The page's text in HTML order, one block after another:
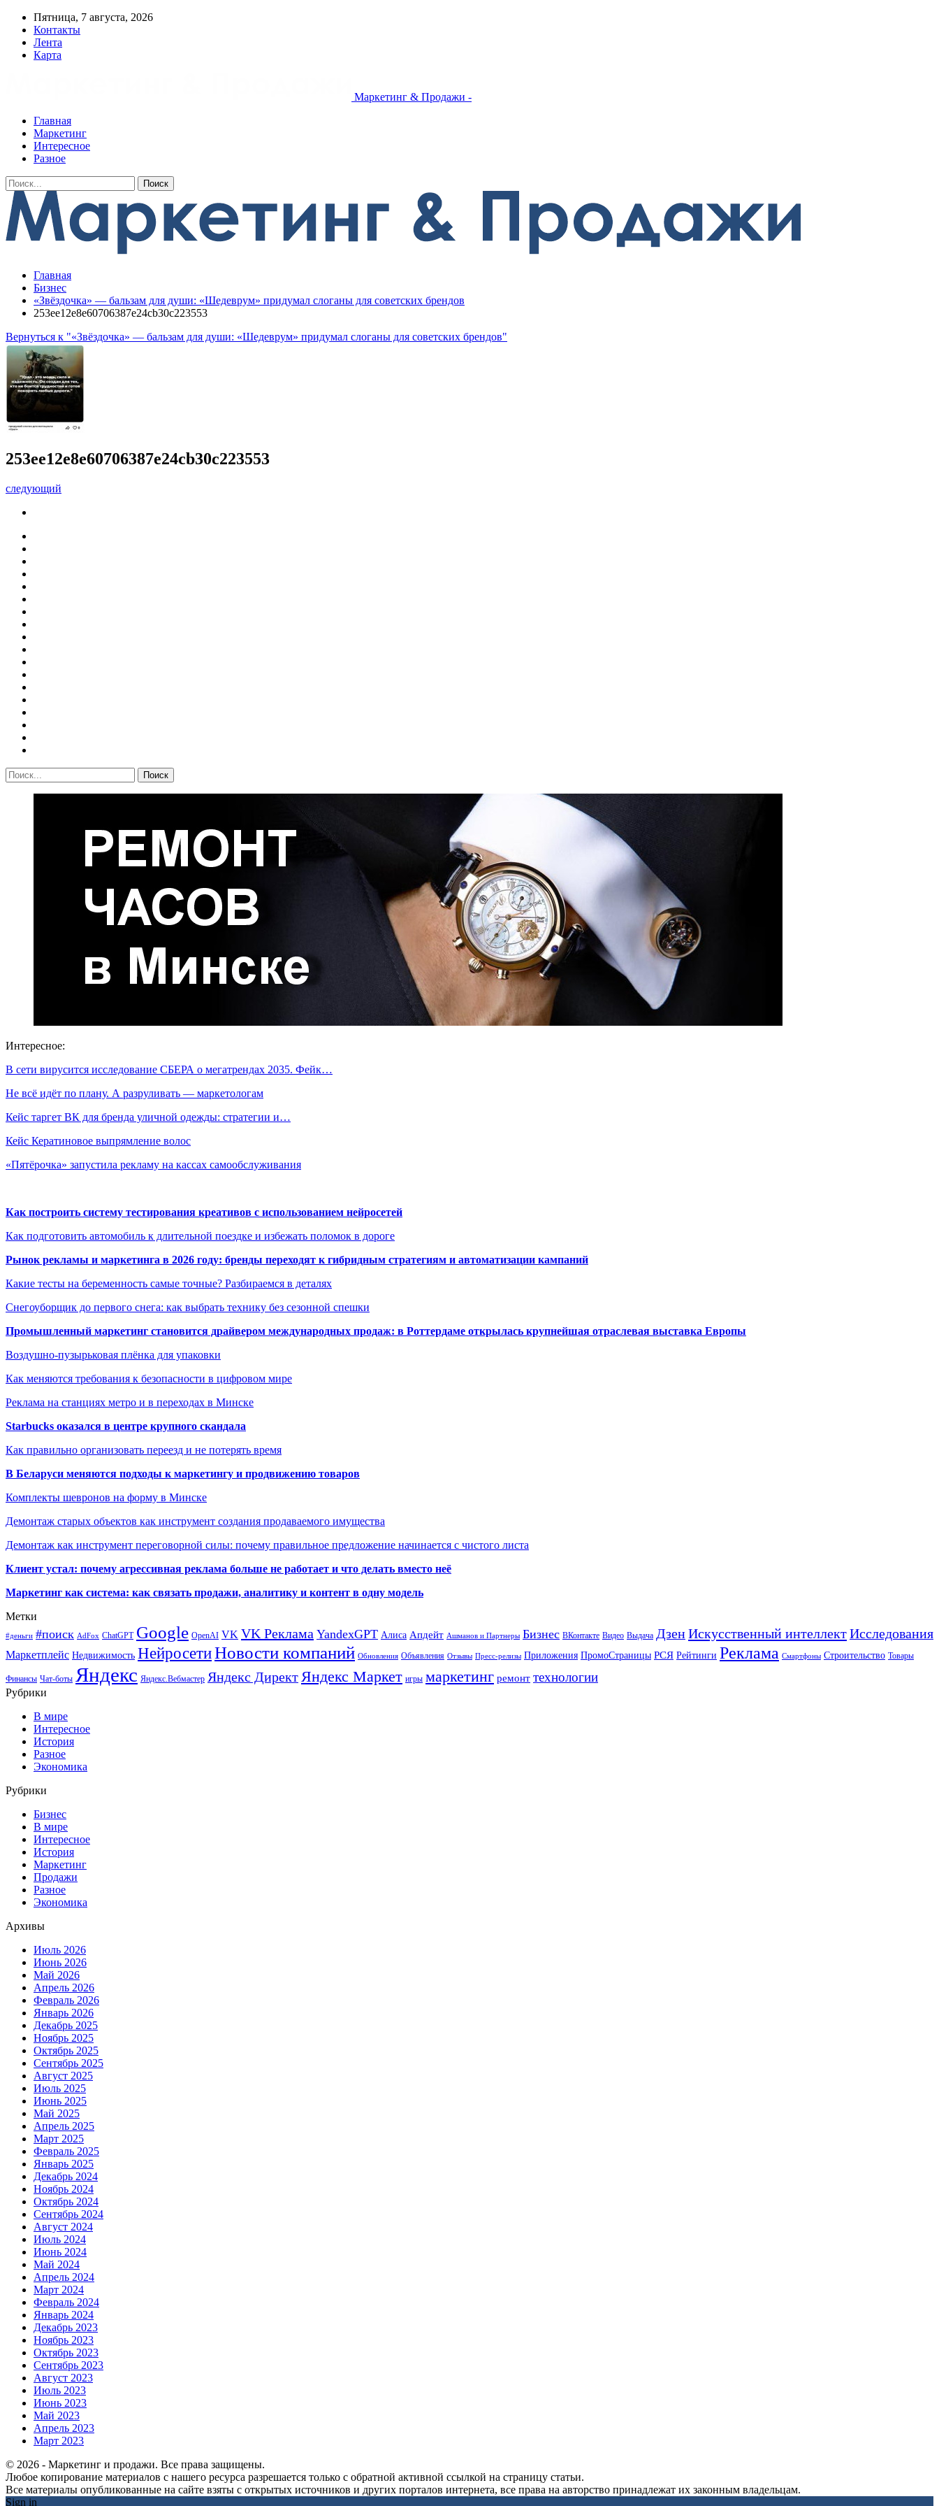
Пятница, 7 августа, 2026
Контакты
Лента
Карта
Маркетинг & Продажи -
Главная
Маркетинг
Интересное
Разное
Главная
Бизнес
«Звёздочка» — бальзам для души: «Шедеврум» придумал слоганы для советских брендов
253ee12e8e60706387e24cb30c223553
Вернуться к "«Звёздочка» — бальзам для души: «Шедеврум» придумал слоганы для советских брендов"
253ee12e8e60706387e24cb30c223553
следующий
Интересное:
В сети вирусится исследование СБЕРА о мегатрендах 2035. Фейк…
Не всё идёт по плану. А разруливать — маркетологам
Кейс таргет ВК для бренда уличной одежды: стратегии и…
Кейс Кератиновое выпрямление волос
«Пятёрочка» запустила рекламу на кассах самообслуживания
Как построить систему тестирования креативов с использованием нейросетей
Как подготовить автомобиль к длительной поездке и избежать поломок в дороге
Рынок рекламы и маркетинга в 2026 году: бренды переходят к гибридным стратегиям и автоматизации кампаний
Какие тесты на беременность самые точные? Разбираемся в деталях
Снегоуборщик до первого снега: как выбрать технику без сезонной спешки
Промышленный маркетинг становится драйвером международных продаж: в Роттердаме открылась крупнейшая отраслевая выставка Европы
Воздушно-пузырьковая плёнка для упаковки
Как меняются требования к безопасности в цифровом мире
Реклама на станциях метро и в переходах в Минске
Starbucks оказался в центре крупного скандала
Как правильно организовать переезд и не потерять время
В Беларуси меняются подходы к маркетингу и продвижению товаров
Комплекты шевронов на форму в Минске
Демонтаж старых объектов как инструмент создания продаваемого имущества
Демонтаж как инструмент переговорной силы: почему правильное предложение начинается с чистого листа
Клиент устал: почему агрессивная реклама больше не работает и что делать вместо неё
Маркетинг как система: как связать продажи, аналитику и контент в одну модель
Метки
#деньги #поиск AdFox ChatGPT Google OpenAI VK VK Реклама YandexGPT Алиса Апдейт Ашманов и Партнеры Бизнес ВКонтакте Видео Выдача ДзенИскусственный интеллектИсследования
Маркетплейс Недвижимость НейросетиНовости компаний Обновления Объявления Отзывы Пресс-релизы Приложения ПромоСтраницы РСЯ Рейтинги Реклама Смартфоны Строительство Товары
Финансы Чат-боты Яндекс Яндекс.Вебмастер Яндекс Директ Яндекс Маркет игры маркетинг ремонт технологии
Рубрики
В мире
Интересное
История
Разное
Экономика
Рубрики
Бизнес
В мире
Интересное
История
Маркетинг
Продажи
Разное
Экономика
Архивы
Июль 2026
Июнь 2026
Май 2026
Апрель 2026
Февраль 2026
Январь 2026
Декабрь 2025
Ноябрь 2025
Октябрь 2025
Сентябрь 2025
Август 2025
Июль 2025
Июнь 2025
Май 2025
Апрель 2025
Март 2025
Февраль 2025
Январь 2025
Декабрь 2024
Ноябрь 2024
Октябрь 2024
Сентябрь 2024
Август 2024
Июль 2024
Июнь 2024
Май 2024
Апрель 2024
Март 2024
Февраль 2024
Январь 2024
Декабрь 2023
Ноябрь 2023
Октябрь 2023
Сентябрь 2023
Август 2023
Июль 2023
Июнь 2023
Май 2023
Апрель 2023
Март 2023
© 2026 - Маркетинг и продажи. Все права защищены.
Любое копирование материалов с нашего ресурса разрешается только с обратной активной ссылкой на страницу статьи.
Все материалы опубликованные на сайте взяты с открытых источников и других порталов интернета, все права на авторство принадлежат их законным владельцам.
Sign in